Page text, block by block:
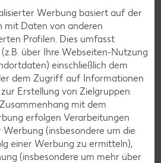
Werbung basiert auf der
mit Daten von anderen
Profilen. Dies umfasst
über Ihre Webseiten-Nutzung
einschließlich dem
dem Zugriff auf Informationen
Erstellung von Zielgruppen
mit dem
erfolgen Verarbeitungen
(insbesondere um die
einer Werbung zu ermitteln),
(insbesondere um mehr über